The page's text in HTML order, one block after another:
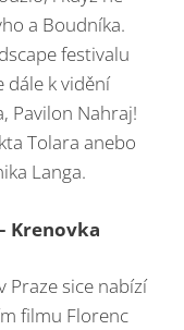
a Boudníka.
festivalu
dále k vidění
Pavilon Nahraj!
Tolara anebo
Langa.
Krenovka
Praze sice nabízí
filmu Florenc